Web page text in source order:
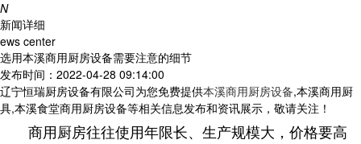
N
新闻详细
ews center
选用本溪商用厨房设备需要注意的细节
发布时间：2022-04-28 09:14:00
辽宁恒瑞厨房设备有限公司为您免费提供本溪商用厨房设备,本溪商用厨
具,本溪食堂商用厨房设备等相关信息发布和资讯展示，敬请关注！
商用厨房往往使用年限长、生产规模大，价格要高